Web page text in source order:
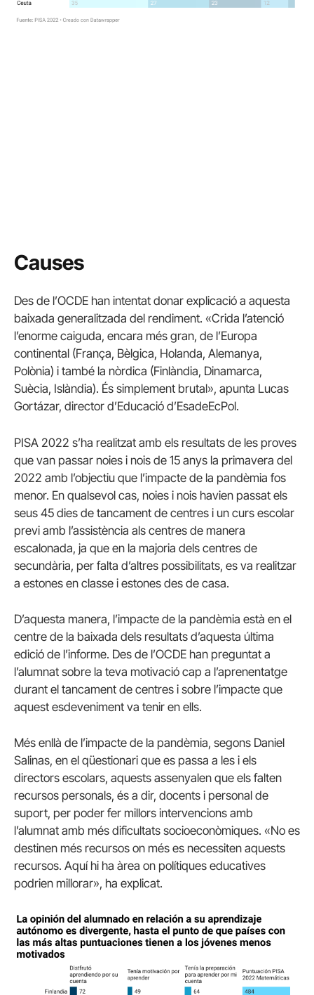
Causes
Des de l’OCDE han intentat donar explicació a aquesta
baixada generalitzada del rendiment. «Crida l’atenció
l’enorme caiguda, encara més gran, de l’Europa
continental (França, Bèlgica, Holanda, Alemanya,
Polònia) i també la nòrdica (Finlàndia, Dinamarca,
Suècia, Islàndia). És simplement brutal», apunta Lucas
Gortázar, director d’Educació d’EsadeEcPol.
PISA 2022 s’ha realitzat amb els resultats de les proves
que van passar noies i nois de 15 anys la primavera del
2022 amb l’objectiu que l’impacte de la pandèmia fos
menor. En qualsevol cas, noies i nois havien passat els
seus 45 dies de tancament de centres i un curs escolar
previ amb l’assistència als centres de manera
escalonada, ja que en la majoria dels centres de
secundària, per falta d’altres possibilitats, es va realitzar
a estones en classe i estones des de casa.
D’aquesta manera, l’impacte de la pandèmia està en el
centre de la baixada dels resultats d’aquesta última
edició de l’informe. Des de l’OCDE han preguntat a
l’alumnat sobre la teva motivació cap a l’aprenentatge
durant el tancament de centres i sobre l’impacte que
aquest esdeveniment va tenir en ells.
Més enllà de l’impacte de la pandèmia, segons Daniel
Salinas, en el qüestionari que es passa a les i els
directors escolars, aquests assenyalen que els falten
recursos personals, és a dir, docents i personal de
suport, per poder fer millors intervencions amb
l’alumnat amb més dificultats socioeconòmiques. «No es
destinen més recursos on més es necessiten aquests
recursos. Aquí hi ha àrea on polítiques educatives
podrien millorar», ha explicat.